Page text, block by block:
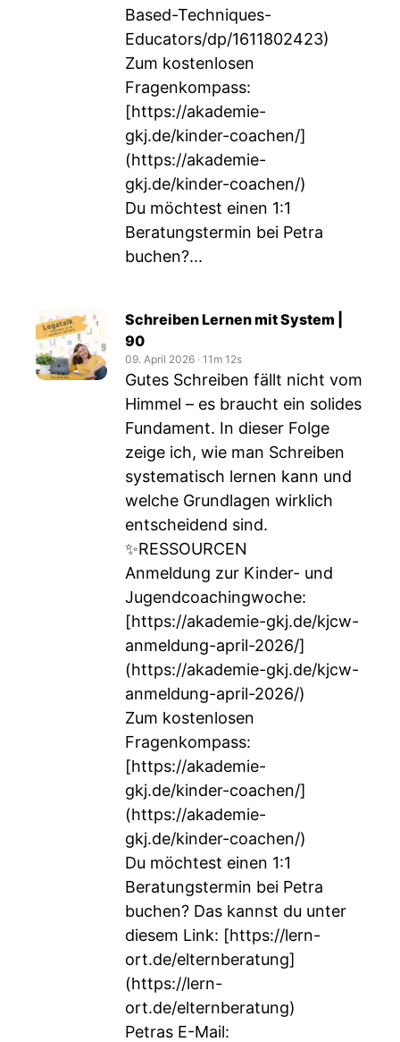
Based-Techniques-
Educators/dp/1611802423)
Zum kostenlosen
Fragenkompass:
[https://akademie-
gkj.de/kinder-coachen/]
(https://akademie-
gkj.de/kinder-coachen/)
Du möchtest einen 1:1
Beratungstermin bei Petra
buchen?...
Schreiben Lernen mit System |
90
09. April 2026 ‧ 11m 12s
Gutes Schreiben fällt nicht vom
Himmel – es braucht ein solides
Fundament. In dieser Folge
zeige ich, wie man Schreiben
systematisch lernen kann und
welche Grundlagen wirklich
entscheidend sind.
✨RESSOURCEN
Anmeldung zur Kinder- und
Jugendcoachingwoche:
[https://akademie-gkj.de/kjcw-
anmeldung-april-2026/]
(https://akademie-gkj.de/kjcw-
anmeldung-april-2026/)
Zum kostenlosen
Fragenkompass:
[https://akademie-
gkj.de/kinder-coachen/]
(https://akademie-
gkj.de/kinder-coachen/)
Du möchtest einen 1:1
Beratungstermin bei Petra
buchen? Das kannst du unter
diesem Link: [https://lern-
ort.de/elternberatung]
(https://lern-
ort.de/elternberatung)
Petras E-Mail: